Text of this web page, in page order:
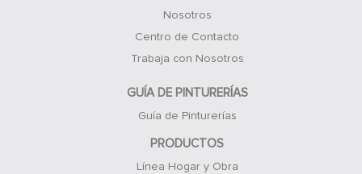
Nosotros
Centro de Contacto
Trabaja con Nosotros
GUÍA DE PINTURERÍAS
Guía de Pinturerías
PRODUCTOS
Línea Hogar y Obra